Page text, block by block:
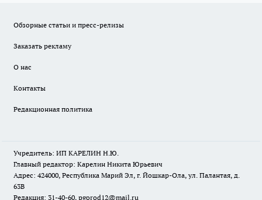
Обзорные статьи и пресс-релизы
Заказать рекламу
О нас
Контакты
Редакционная политика
Учредитель: ИП КАРЕЛИН Н.Ю.
Главный редактор: Карелин Никита Юрьевич
Адрес: 424000, Республика Марий Эл, г. Йошкар-Ола, ул. Палантая, д.
63В
Редакция: 31-40-60, pgorod12@mail.ru